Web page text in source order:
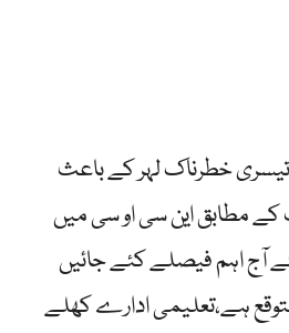
تیسری خطرناک لہر کے باعث
مطابق این سی او سی میں
آج اہم فیصلے کئے جائیں
ہے،تعلیمی ادارے کھلے